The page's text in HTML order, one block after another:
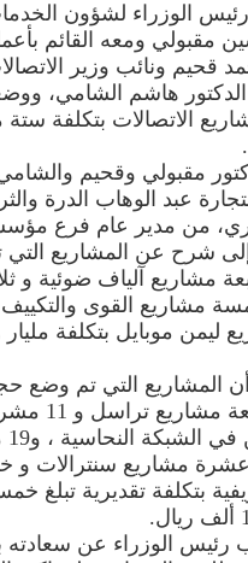
لمشاريع
اتصالات
بالحديدة
مغلقة
رئيس الوزراء لشؤون
مقبولي ومعه القائم
قحيم ونائب وزير
الدكتور هاشم الشامي،
مقبولي وقحيم
عبد الوهاب الدرة
من مدير عام فرع
شرح عن المشاريع التي
مشاريع آلياف ضوئية و
مشاريع القوى
المشاريع التي تم وضع
تضمنت
عشرة مشاريع سنترالات و
رئيس الوزراء عن سعادته